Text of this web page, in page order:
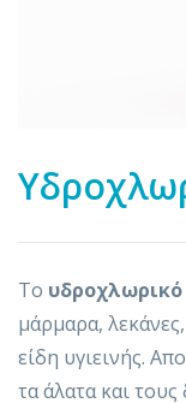
Το υδροχλωρικό
μάρμαρα,
είδη υγιεινής.
τα άλατα και